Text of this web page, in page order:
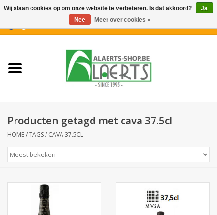
Nieuwigheden
Confiserie
Dranken
Aperitiefkoekjes
Producten getagd met cava 37.5cl
HOME/TAGS/ CAVA 37.5CL
Wij slaan cookies op om onze website te verbeteren. Is dat akkoord?
Ja
Nee
Meer over cookies »